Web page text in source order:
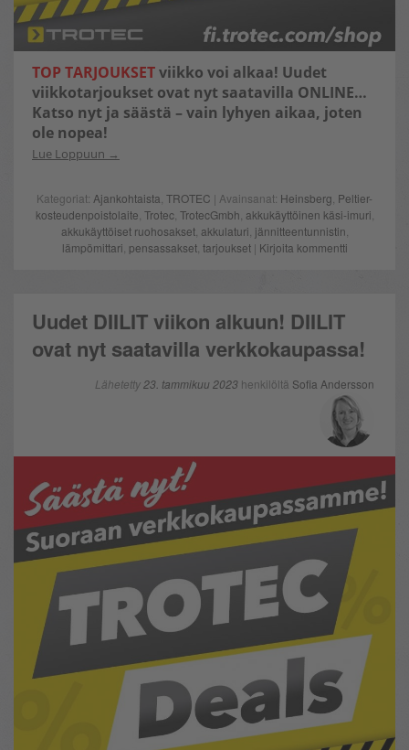
TOP TARJOUKSETviikko voi alkaa! Uudet
viikkotarjoukset ovat nyt saatavilla ONLINE…
Katso nyt ja säästä – vain lyhyen aikaa, joten
ole nopea!
Lue Loppuun
Kategoriat: Ajankohtaista TROTEC | Avainsanat: Heinsberg Peltier-
kosteudenpoistolaite Trotec, TrotecGmbh akkukäyttöinen käsi-imuri
akkukäyttöiset ruohosakset, akkulaturi jännitteentunnistin
lämpömittari pensassakset, tarjoukset| Kirjoita kommentti
Uudet DIILIT viikon alkuun! DIILIT
ovat nyt saatavilla verkkokaupassa!
Lähetetty23. tammikuu 2023 henkilöltä Sofia Andersson